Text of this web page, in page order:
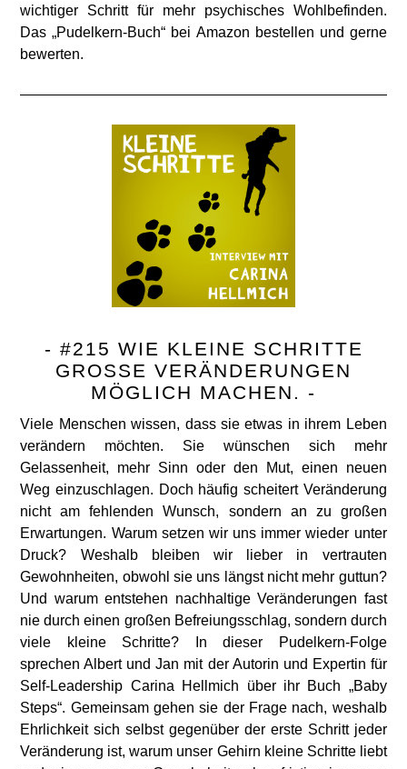
wichtiger Schritt für mehr psychisches Wohlbefinden.
Das „Pudelkern-Buch“ bei Amazon bestellen und gerne
bewerten.
- #215 WIE KLEINE SCHRITTE
GROSSE VERÄNDERUNGEN M
ÖGLICH MACHEN. -
Viele Menschen wissen, dass sie etwas in ihrem Leben
verändern möchten. Sie wünschen sich mehr
Gelassenheit, mehr Sinn oder den Mut, einen neuen
Weg einzuschlagen. Doch häufig scheitert Veränderung
nicht am fehlenden Wunsch, sondern an zu großen
Erwartungen. Warum setzen wir uns immer wieder unter
Druck? Weshalb bleiben wir lieber in vertrauten
Gewohnheiten, obwohl sie uns längst nicht mehr guttun?
Und warum entstehen nachhaltige Veränderungen fast
nie durch einen großen Befreiungsschlag, sondern durch
viele kleine Schritte? In dieser Pudelkern-Folge
sprechen Albert und Jan mit der Autorin und Expertin für
Self-Leadership Carina Hellmich über ihr Buch „Baby
Steps“. Gemeinsam gehen sie der Frage nach, weshalb
Ehrlichkeit sich selbst gegenüber der erste Schritt jeder
Veränderung ist, warum unser Gehirn kleine Schritte liebt